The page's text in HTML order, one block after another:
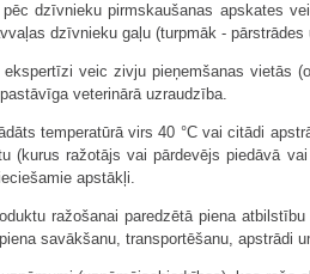
dzīvnieku pirmskaušanas apskates
dzīvnieku gaļu (turpmāk - pārstrādes
veic zivju pieņemšanas vietās
veterinārā uzraudzība.
temperatūrā virs 40 °C vai citādi
(kurus ražotājs vai pārdevējs piedāvā
apstākļi.
ražošanai paredzētā piena
savākšanu, transportēšanu, apstrādi